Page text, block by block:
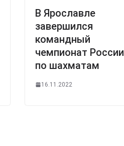
В Ярославле
завершился
командный
чемпионат России
по шахматам
16.11.2022